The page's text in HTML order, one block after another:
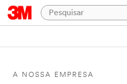
A NOSSA EMPRESA